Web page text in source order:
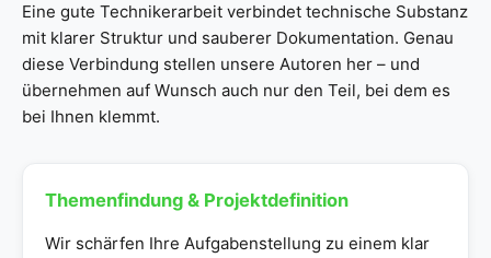
Eine gute Technikerarbeit verbindet technische Substanz
mit klarer Struktur und sauberer Dokumentation. Genau
diese Verbindung stellen unsere Autoren her – und
übernehmen auf Wunsch auch nur den Teil, bei dem es
bei Ihnen klemmt.
Themenfindung & Projektdefinition
Wir schärfen Ihre Aufgabenstellung zu einem klar